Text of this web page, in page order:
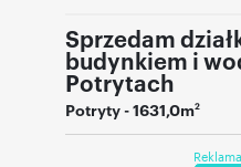
Sprzedam
budynkiem i
Potrytach
Potryty- 1631,0m2
Reklama